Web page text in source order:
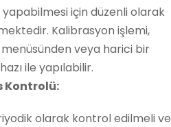
için düzenli olarak
Kalibrasyon işlemi,
veya harici bir
ile yapılabilir.
Kontrolü:
olarak kontrol edilmeli ve